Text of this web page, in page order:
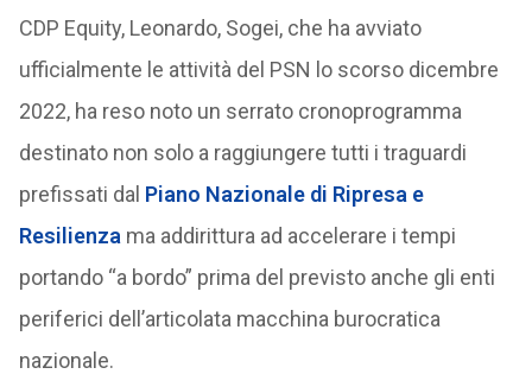
CDP Equity, Leonardo, Sogei, che ha avviato
ufficialmente le attività del PSN lo scorso dicembre
2022, ha reso noto un serrato cronoprogramma
destinato non solo a raggiungere tutti i traguardi
prefissati dal Piano Nazionale di Ripresa e
Resilienza ma addirittura ad accelerare i tempi
portando “a bordo” prima del previsto anche gli enti
periferici dell’articolata macchina burocratica
nazionale.